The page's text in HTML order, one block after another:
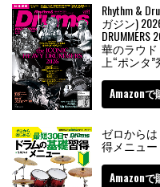
Rhythm &
ガジン)
華のラウ
上“ポンタ
Amazonで
ゼロから
得メニュー
Amazonで